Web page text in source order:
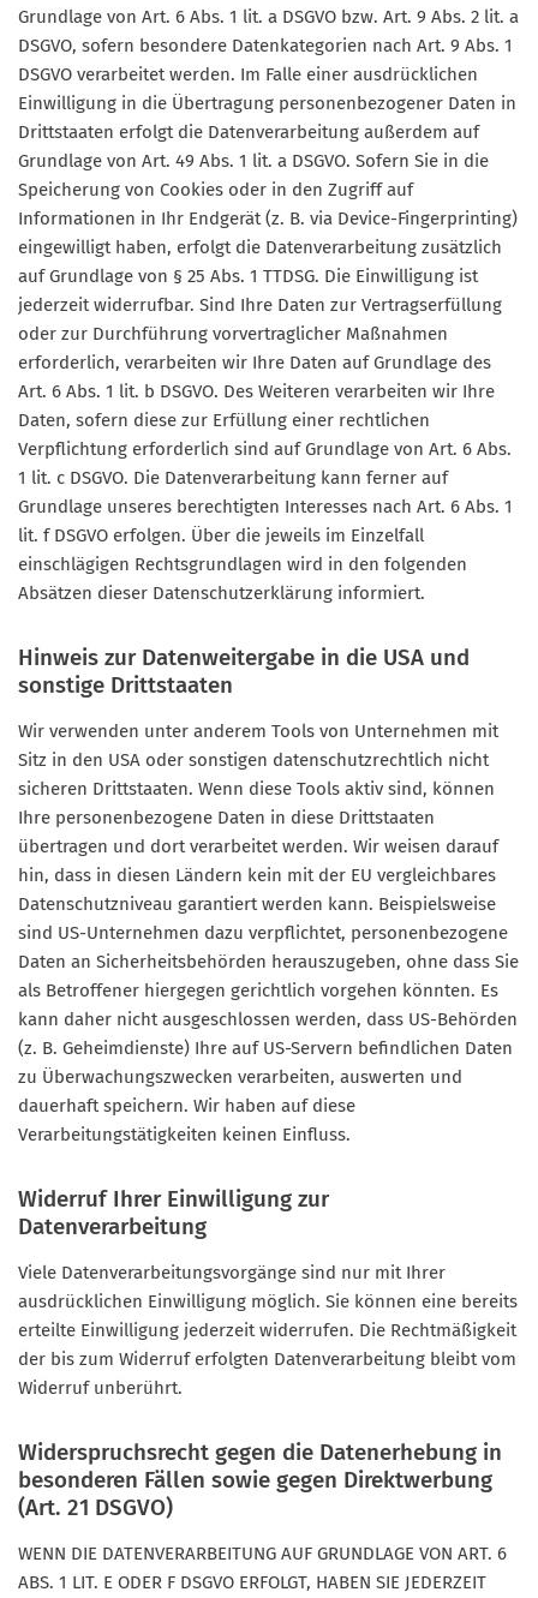
Grundlage von Art. 6 Abs. 1 lit. a DSGVO bzw. Art. 9 Abs. 2 lit. a
DSGVO, sofern besondere Datenkategorien nach Art. 9 Abs. 1
DSGVO verarbeitet werden. Im Falle einer ausdrücklichen
Einwilligung in die Übertragung personenbezogener Daten in
Drittstaaten erfolgt die Datenverarbeitung außerdem auf
Grundlage von Art. 49 Abs. 1 lit. a DSGVO. Sofern Sie in die
Speicherung von Cookies oder in den Zugriff auf
Informationen in Ihr Endgerät (z. B. via Device-Fingerprinting)
eingewilligt haben, erfolgt die Datenverarbeitung zusätzlich
auf Grundlage von § 25 Abs. 1 TTDSG. Die Einwilligung ist
jederzeit widerrufbar. Sind Ihre Daten zur Vertragserfüllung
oder zur Durchführung vorvertraglicher Maßnahmen
erforderlich, verarbeiten wir Ihre Daten auf Grundlage des
Art. 6 Abs. 1 lit. b DSGVO. Des Weiteren verarbeiten wir Ihre
Daten, sofern diese zur Erfüllung einer rechtlichen
Verpflichtung erforderlich sind auf Grundlage von Art. 6 Abs.
1 lit. c DSGVO. Die Datenverarbeitung kann ferner auf
Grundlage unseres berechtigten Interesses nach Art. 6 Abs. 1
lit. f DSGVO erfolgen. Über die jeweils im Einzelfall
einschlägigen Rechtsgrundlagen wird in den folgenden
Absätzen dieser Datenschutzerklärung informiert.
Hinweis zur Datenweitergabe in die USA und
sonstige Drittstaaten
Wir verwenden unter anderem Tools von Unternehmen mit
Sitz in den USA oder sonstigen datenschutzrechtlich nicht
sicheren Drittstaaten. Wenn diese Tools aktiv sind, können
Ihre personenbezogene Daten in diese Drittstaaten
übertragen und dort verarbeitet werden. Wir weisen darauf
hin, dass in diesen Ländern kein mit der EU vergleichbares
Datenschutzniveau garantiert werden kann. Beispielsweise
sind US-Unternehmen dazu verpflichtet, personenbezogene
Daten an Sicherheitsbehörden herauszugeben, ohne dass Sie
als Betroffener hiergegen gerichtlich vorgehen könnten. Es
kann daher nicht ausgeschlossen werden, dass US-Behörden
(z. B. Geheimdienste) Ihre auf US-Servern befindlichen Daten
zu Überwachungszwecken verarbeiten, auswerten und
dauerhaft speichern. Wir haben auf diese
Verarbeitungstätigkeiten keinen Einfluss.
Widerruf Ihrer Einwilligung zur
Datenverarbeitung
Viele Datenverarbeitungsvorgänge sind nur mit Ihrer
ausdrücklichen Einwilligung möglich. Sie können eine bereits
erteilte Einwilligung jederzeit widerrufen. Die Rechtmäßigkeit
der bis zum Widerruf erfolgten Datenverarbeitung bleibt vom
Widerruf unberührt.
Widerspruchsrecht gegen die Datenerhebung in
besonderen Fällen sowie gegen Direktwerbung
(Art. 21 DSGVO)
WENN DIE DATENVERARBEITUNG AUF GRUNDLAGE VON ART. 6
ABS. 1 LIT. E ODER F DSGVO ERFOLGT, HABEN SIE JEDERZEIT